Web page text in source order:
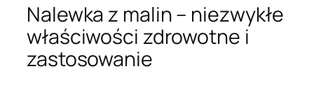
Nalewka z malin – niezwykłe
właściwości zdrowotne i
zastosowanie